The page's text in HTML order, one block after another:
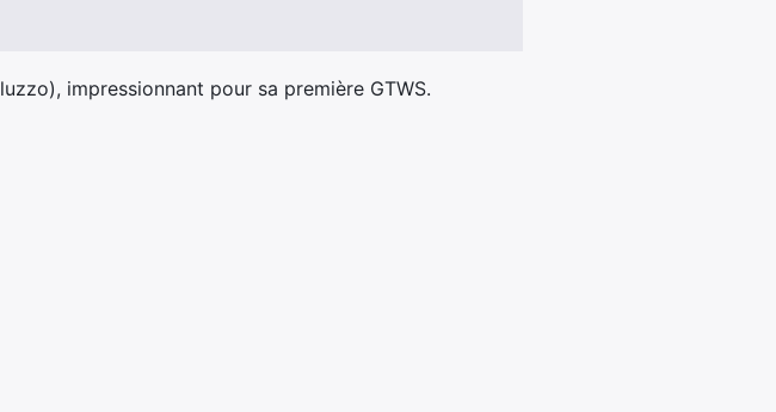
impressionnant pour sa première GTWS.